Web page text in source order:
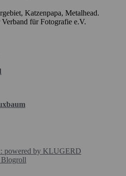
Katzenpapa, Metalhead.
für Fotografie e.V.